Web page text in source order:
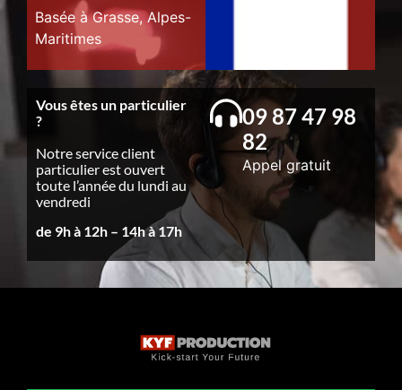
Basée à Grasse, Alpes-
Maritimes
Vous êtes un particulier
?
Notre service client
particulier est ouvert
toute l’année du lundi au
vendredi
de 9h à 12h – 14h à 17h
09 87 47 98
82
Appel gratuit